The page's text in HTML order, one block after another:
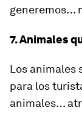
generemos…
7. Animales
Los animales
para los
animales…